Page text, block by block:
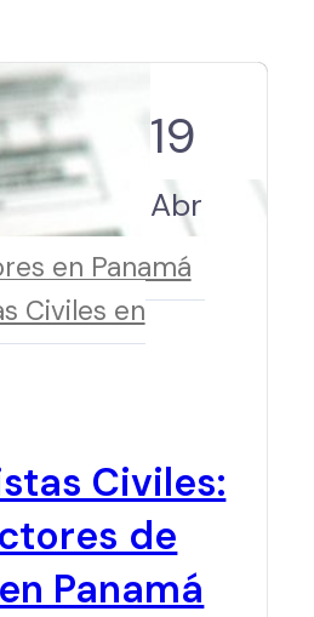
19
Abr
Civiles:
de
Panamá
en Panamá
Civiles en